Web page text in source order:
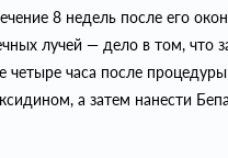
8 недель после его
лучей — дело в том, что
четыре часа после
а затем нанести